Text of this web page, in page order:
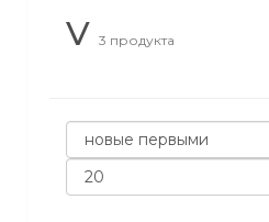
V 3 продукта